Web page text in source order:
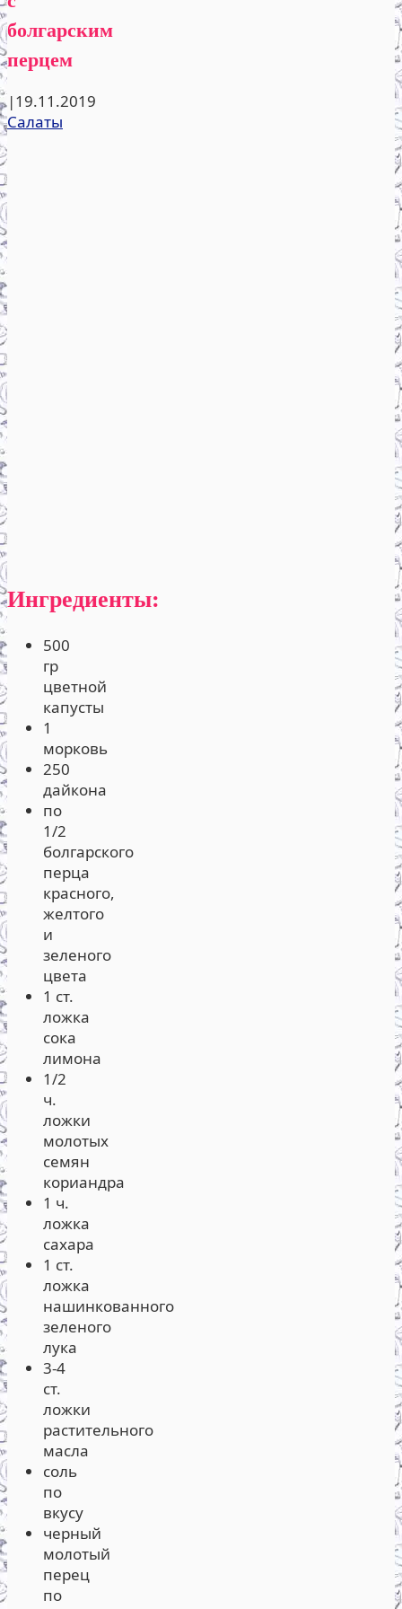
болгарским
перцем
|19.11.2019
Салаты
Ингредиенты:
500
гр
цветной
капусты
1
морковь
250
дайкона
по
1/2
болгарского
перца
красного,
желтого
и
зеленого
цвета
1 ст.
ложка
сока
лимона
1/2
ч.
ложки
молотых
семян
кориандра
1 ч.
ложка
сахара
1 ст.
ложка
нашинкованного
зеленого
лука
3-4
ст.
ложки
растительного
масла
соль
по
вкусу
черный
молотый
перец
по